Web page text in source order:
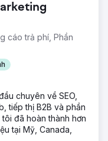
cáo trả phí, Phần
chuyên về SEO,
tiếp thị B2B và phần
đã hoàn thành hơn
tại Mỹ, Canada,